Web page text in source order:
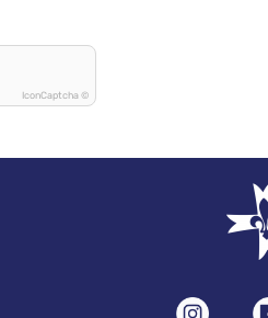
IconCaptcha ©